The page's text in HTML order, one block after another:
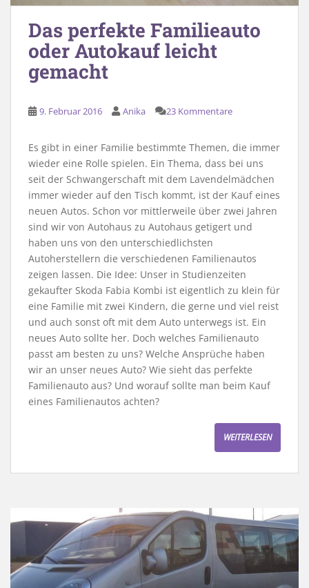
Das perfekte Familieauto
oder Autokauf leicht
gemacht
9. Februar 2016 Anika 23 Kommentare
Es gibt in einer Familie bestimmte Themen, die immer
wieder eine Rolle spielen. Ein Thema, dass bei uns
seit der Schwangerschaft mit dem Lavendelmädchen
immer wieder auf den Tisch kommt, ist der Kauf eines
neuen Autos. Schon vor mittlerweile über zwei Jahren
sind wir von Autohaus zu Autohaus getigert und
haben uns von den unterschiedlichsten
Autoherstellern die verschiedenen Familienautos
zeigen lassen. Die Idee: Unser in Studienzeiten
gekaufter Skoda Fabia Kombi ist eigentlich zu klein für
eine Familie mit zwei Kindern, die gerne und viel reist
und auch sonst oft mit dem Auto unterwegs ist. Ein
neues Auto sollte her. Doch welches Familienauto
passt am besten zu uns? Welche Ansprüche haben
wir an unser neues Auto? Wie sieht das perfekte
Familienauto aus? Und worauf sollte man beim Kauf
eines Familienautos achten?
WEITERLESEN